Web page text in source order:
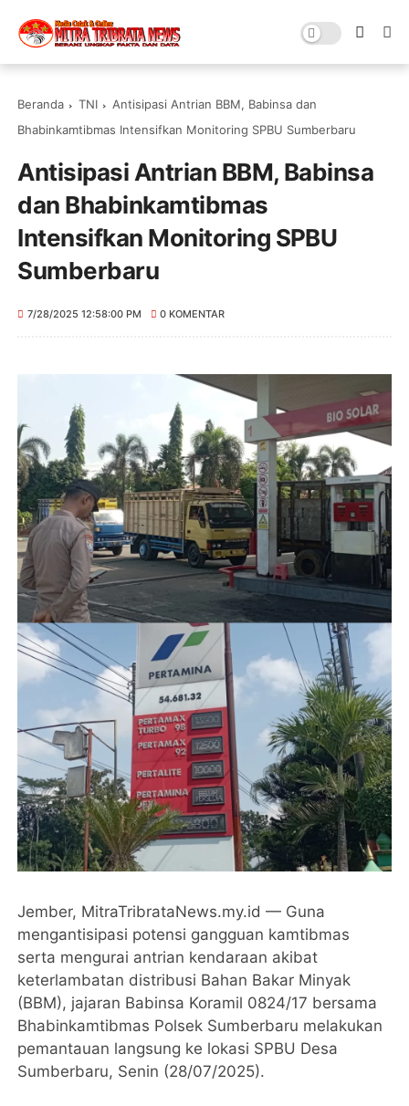
Beranda TNI
Antisipasi Antrian BBM, Babinsa dan
Bhabinkamtibmas Intensifkan Monitoring SPBU Sumberbaru
Antisipasi Antrian BBM, Babinsa
dan Bhabinkamtibmas
Intensifkan Monitoring SPBU
Sumberbaru
7/28/2025 12:58:00 PM 0 KOMENTAR
Jember, MitraTribrataNews.my.id — Guna
mengantisipasi potensi gangguan kamtibmas
serta mengurai antrian kendaraan akibat
keterlambatan distribusi Bahan Bakar Minyak
(BBM), jajaran Babinsa Koramil 0824/17 bersama
Bhabinkamtibmas Polsek Sumberbaru melakukan
pemantauan langsung ke lokasi SPBU Desa
Sumberbaru, Senin (28/07/2025).